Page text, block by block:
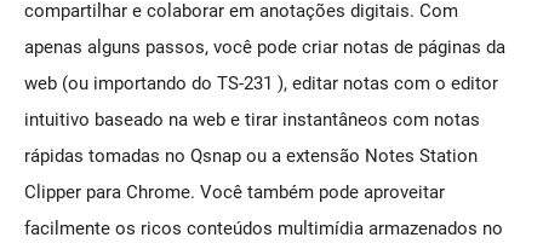
compartilhar e colaborar em anotações digitais. Com
apenas alguns passos, você pode criar notas de páginas da
web (ou importando do TS-231 ), editar notas com o editor
intuitivo baseado na web e tirar instantâneos com notas
rápidas tomadas no Qsnap ou a extensão Notes Station
Clipper para Chrome. Você também pode aproveitar
facilmente os ricos conteúdos multimídia armazenados no